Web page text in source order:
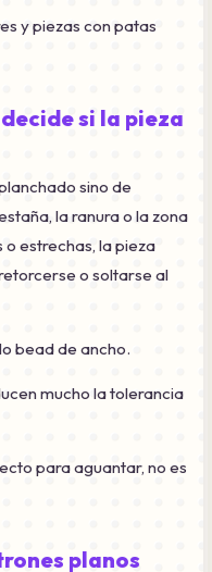
y piezas con patas
si la pieza
sino de
la ranura o la zona
estrechas, la pieza
o soltarse al
bead de ancho.
mucho la tolerancia
para aguantar, no es
planos